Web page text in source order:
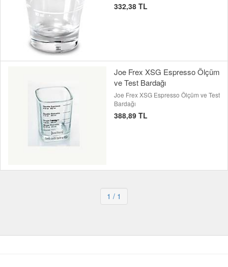
332,38 TL
Joe Frex XSG Espresso Ölçüm
ve Test Bardağı
Joe Frex XSG Espresso Ölçüm ve Test
Bardağı
388,89 TL
1 / 1